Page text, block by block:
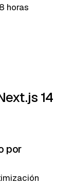
horas
14
por